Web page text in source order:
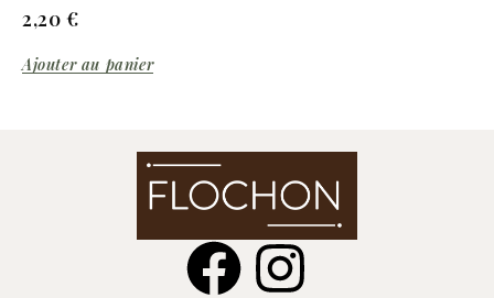
2,20 €
Ajouter au panier